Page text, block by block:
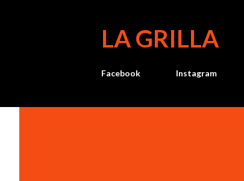
LA GRILLA
Facebook Instagram